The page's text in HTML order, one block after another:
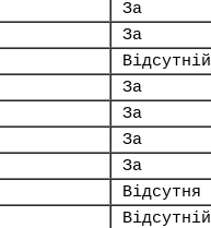
За
За
Відсутній
За
За
За
За
Відсутня
Відсутній